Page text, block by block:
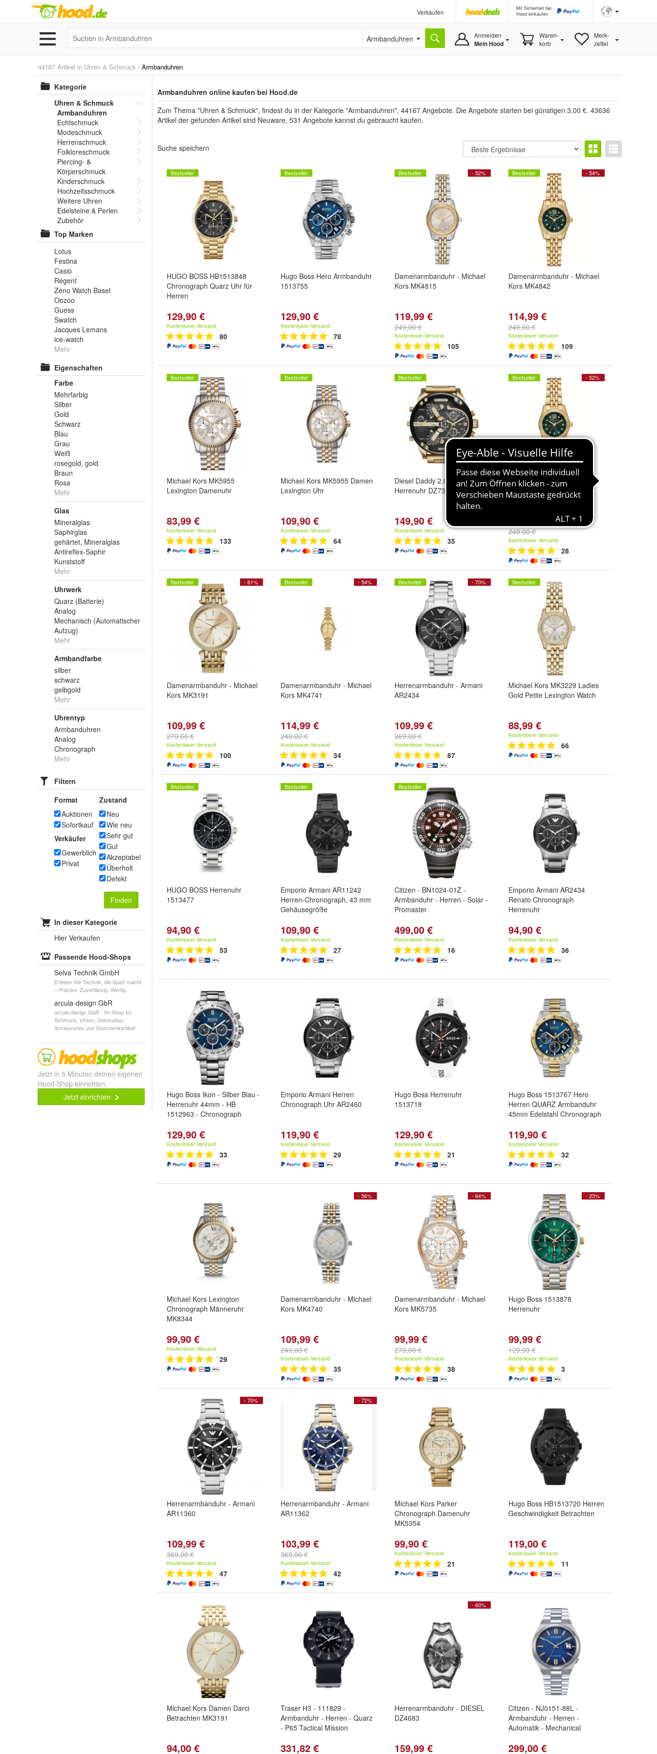
Verkaufen
Mit Sicherheit bei
Hood einkaufen
Armbanduhren Anmelden
Mein Hood
Waren-
korb
Merk-
zettel
44167 Artikel in Uhren & Schmuck › Armbanduhren
Kategorie
Uhren & Schmuck
Armbanduhren
Echtschmuck
Modeschmuck
Herrenschmuck
Folkloreschmuck
Piercing- &
Körperschmuck
Kinderschmuck
Hochzeitsschmuck
Weitere Uhren
Edelsteine & Perlen
Zubehör
Top Marken
Lotus
Festina
Casio
Régent
Zeno Watch Basel
Oozoo
Guess
Swatch
Jacques Lemans
ice-watch
Mehr
Eigenschaften
Farbe
Mehrfarbig
Silber
Gold
Schwarz
Blau
Grau
Weiß
rosegold, gold
Braun
Rosa
Mehr
Glas
Mineralglas
Saphirglas
gehärtet, Mineralglas
Antireflex-Saphir
Kunststoff
Mehr
Uhrwerk
Quarz (Batterie)
Analog
Mechanisch (Automatischer
Aufzug)
Mehr
Armbandfarbe
silber
schwarz
gelbgold
Mehr
Uhrentyp
Armbanduhren
Analog
Chronograph
Mehr
Filtern
Format
Auktionen
Sofortkauf
Verkäufer
Gewerblich
Privat
Zustand
Neu
Wie neu
Sehr gut
Gut
Akzeptabel
Überholt
Defekt
Finden
In dieser Kategorie
Hier Verkaufen
Passende Hood-Shops
Selva Technik GmbH
Erleben Sie Technik, die Spaß macht
– Präzise. Zuverlässig. Wertig.
arcula-design GbR
arcula-design GbR - Ihr Shop für
Schmuck, Uhren, Dekoration,
Accessories und Geschenkartikel
Jetzt in 5 Minuten deinen eigenen
Hood-Shop einrichten.
Jetzt einrichten
Armbanduhren online kaufen bei Hood.de
Zum Thema "Uhren & Schmuck", findest du in der Kategorie "Armbanduhren", 44167 Angebote. Die Angebote starten bei günstigen 3,00 €. 43636
Artikel der gefunden Artikel sind Neuware, 531 Angebote kannst du gebraucht kaufen.
Suche speichern
Bestseller
HUGO BOSS HB1513848
Chronograph Quarz Uhr für
Herren
129,90 €
Kostenloser Versand
80
Bestseller
Hugo Boss Hero Armbanduhr
1513755
129,90 €
Kostenloser Versand
78
- 52%
Bestseller
Damenarmbanduhr - Michael
Kors MK4815
119,99 €
249,00 €
Kostenloser Versand
105
- 54%
Bestseller
Damenarmbanduhr - Michael
Kors MK4842
114,99 €
249,00 €
Kostenloser Versand
109
Bestseller
Michael Kors MK5955
Lexington Damenuhr
83,99 €
Kostenloser Versand
133
Bestseller
Michael Kors MK5955 Damen
Lexington Uhr
109,90 €
Kostenloser Versand
64
Bestseller
Diesel Daddy 2.0 Chronograph
Herrenuhr DZ7333
149,90 €
Kostenloser Versand
35
- 52%
Bestseller
Damenarmbanduhr - Michael
Kors MK4842
249,00 €
Kostenloser Versand
28
- 61%
Bestseller
Damenarmbanduhr - Michael
Kors MK3191
109,99 €
279,00 €
Kostenloser Versand
100
- 54%
Bestseller
Damenarmbanduhr - Michael
Kors MK4741
114,99 €
249,00 €
Kostenloser Versand
34
- 70%
Bestseller
Herrenarmbanduhr - Armani
AR2434
109,99 €
369,00 €
Kostenloser Versand
87
Bestseller
Michael Kors MK3229 Ladies
Gold Petite Lexington Watch
88,99 €
Kostenloser Versand
66
Bestseller
HUGO BOSS Herrenuhr
1513477
94,90 €
Kostenloser Versand
53
Bestseller
Emporio Armani AR11242
Herren-Chronograph, 43 mm
Gehäusegröße
109,90 €
Kostenloser Versand
27
Bestseller
Citizen - BN1024-01Z -
Armbanduhr - Herren - Solar -
Promaster
499,00 €
Kostenloser Versand
16
Emporio Armani AR2434
Renato Chronograph
Herrenuhr
94,90 €
Kostenloser Versand
36
Hugo Boss Ikon - Silber Blau -
Herrenuhr 44mm - HB
1512963 - Chronograph
129,90 €
Kostenloser Versand
33
Emporio Armani Herren
Chronograph Uhr AR2460
119,90 €
Kostenloser Versand
29
Hugo Boss Herrenuhr
1513718
129,90 €
Kostenloser Versand
21
Hugo Boss 1513767 Hero
Herren QUARZ Armbanduhr
45mm Edelstahl Chronograph
119,90 €
Kostenloser Versand
32
Michael Kors Lexington
Chronograph Männeruhr
MK8344
99,90 €
Kostenloser Versand
29
- 56%
Damenarmbanduhr - Michael
Kors MK4740
109,99 €
249,00 €
Kostenloser Versand
35
- 64%
Damenarmbanduhr - Michael
Kors MK5735
99,99 €
279,00 €
Kostenloser Versand
38
- 23%
Hugo Boss 1513878
Herrenuhr
99,99 €
129,99 €
Kostenloser Versand
3
- 70%
Herrenarmbanduhr - Armani
AR11360
109,99 €
369,00 €
Kostenloser Versand
47
- 72%
Herrenarmbanduhr - Armani
AR11362
103,99 €
369,00 €
Kostenloser Versand
42
Michael Kors Parker
Chronograph Damenuhr
MK5354
99,90 €
Kostenloser Versand
21
Hugo Boss HB1513720 Herren
Geschwindigkeit Betrachten
119,00 €
Kostenloser Versand
11
Michael Kors Damen Darci
Betrachten MK3191
94,00 €
Traser H3 - 111829 -
Armbanduhr - Herren - Quarz
- P65 Tactical Mission
331,82 €
- 60%
Herrenarmbanduhr - DIESEL
DZ4683
159,99 €
Citizen - NJ0151-88L -
Armbanduhr - Herren -
Automatik - Mechanical
299,00 €